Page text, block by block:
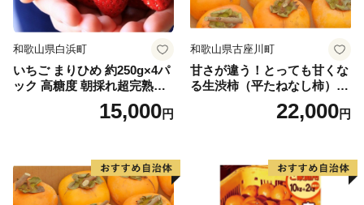
和歌山県白浜町
いちご まりひめ 約250g×4パ
ック 高糖度 朝採れ超完熟ま
りひめ 1月以降発送分
15,000円
和歌山県古座川町
甘さが違う！とっても甘くな
る生渋柿（平たねなし柿）吊
ップ付約4.5～5kg 約24～30
22,000円